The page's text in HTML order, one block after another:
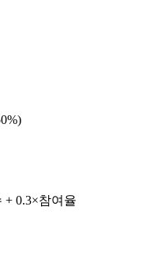
+ 0.3×참여율